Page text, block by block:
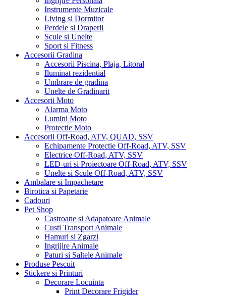
Instrumente Muzicale
Living si Dormitor
Perdele si Draperii
Scule si Unelte
Sport si Fitness
Accesorii Gradina
Accesorii Piscina, Plaja, Litoral
Iluminat rezidential
Umbrare de gradina
Unelte de Gradinarit
Accesorii Moto
Alarma Moto
Lumini Moto
Protectie Moto
Accesorii Off-Road, ATV, QUAD, SSV
Echipamente Protectie Off-Road, ATV, SSV
Electrice Off-Road, ATV, SSV
LED-uri si Proiectoare Off-Road, ATV, SSV
Unelte si Scule Off-Road, ATV, SSV
Ambalare si Impachetare
Birotica si Papetarie
Cadouri
Pet Shop
Castroane si Adapatoare Animale
Custi Transport Animale
Hamuri si Zgarzi
Ingrijire Animale
Paturi si Saltele Animale
Produse Pescuit
Stickere si Printuri
Decorare Locuinta
Print Decorare Frigider